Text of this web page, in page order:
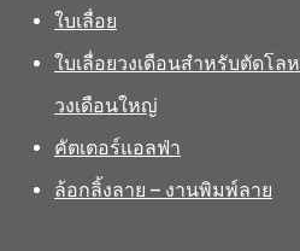
ใบเลื่อย
ใบเลื่อยวงเดือนสำหรับตัดโ
วงเดือนใหญ่
คัตเตอร์แอลฟ่า
ล้อกลิ้งลาย – งานพิมพ์ลาย